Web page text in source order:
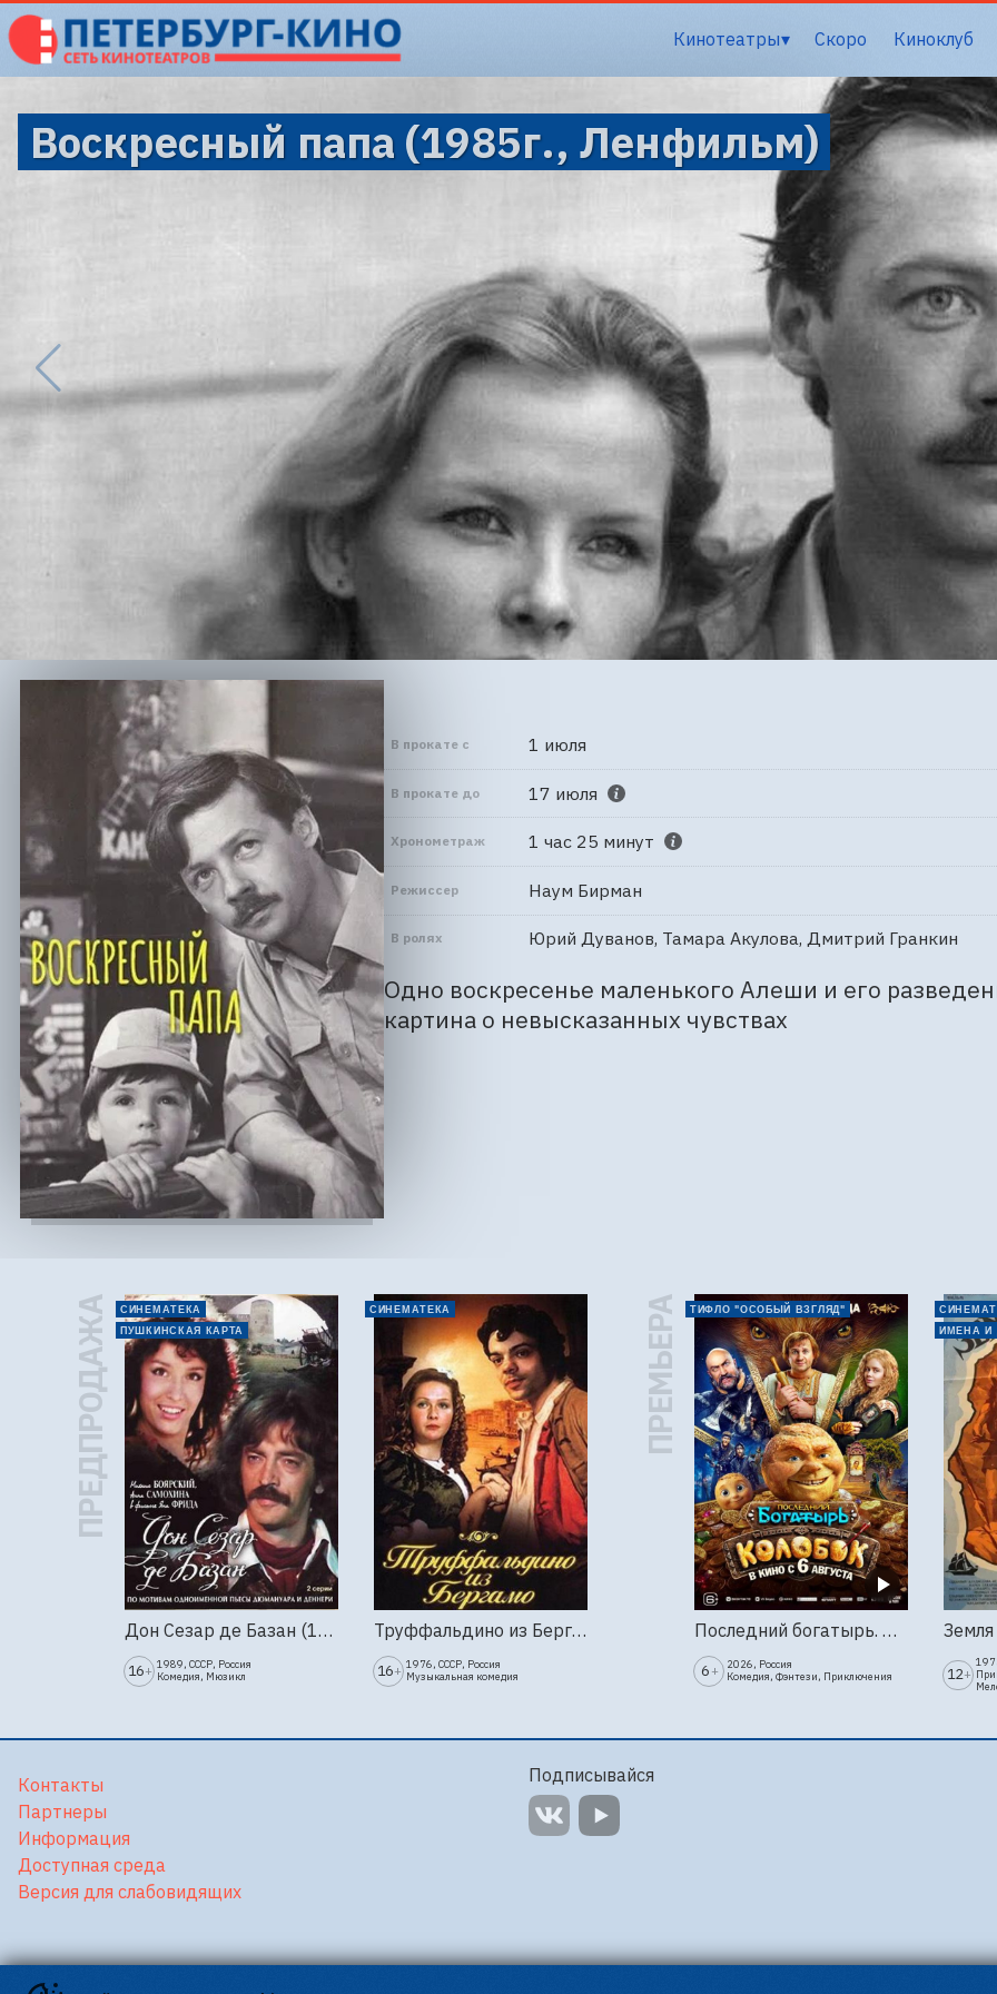
Кинотеатры Скоро Киноклуб
Воскресный папа (1985г., Ленфильм)
В прокате с 1 июля
В прокате до 17 июля
Хронометраж 1 час 25 минут
Режиссер Наум Бирман
В ролях Юрий Дуванов, Тамара Акулова, Дмитрий Гранкин
Одно воскресенье маленького Алеши и его
картина о невысказанных чувствах
ПРЕДПРОДАЖА
СИНЕМАТЕКА
ПУШКИНСКАЯ КАРТА
Дон Сезар де Базан (1989г., Ленфильм, 2 серии)
16+ 1989, СССР, Россия
Комедия, Мюзикл
СИНЕМАТЕКА
Труффальдино из Бергамо (1976г., Ленфильм, 2 серии)
16+ 1976, СССР, Россия
Музыкальная комедия
ПРЕМЬЕРА ТИФЛО "ОСОБЫЙ ВЗГЛЯД"
Последний богатырь. Колобок
6 +
2026, Россия
Комедия, Фэнтези, Приключения
ИМЕНА И
12+
Контакты
Партнеры
Информация
Доступная среда
Версия для слабовидящих
Подписывайся